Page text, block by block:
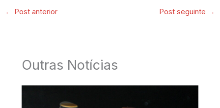
← Post anterior Post seguinte →
Outras Notícias